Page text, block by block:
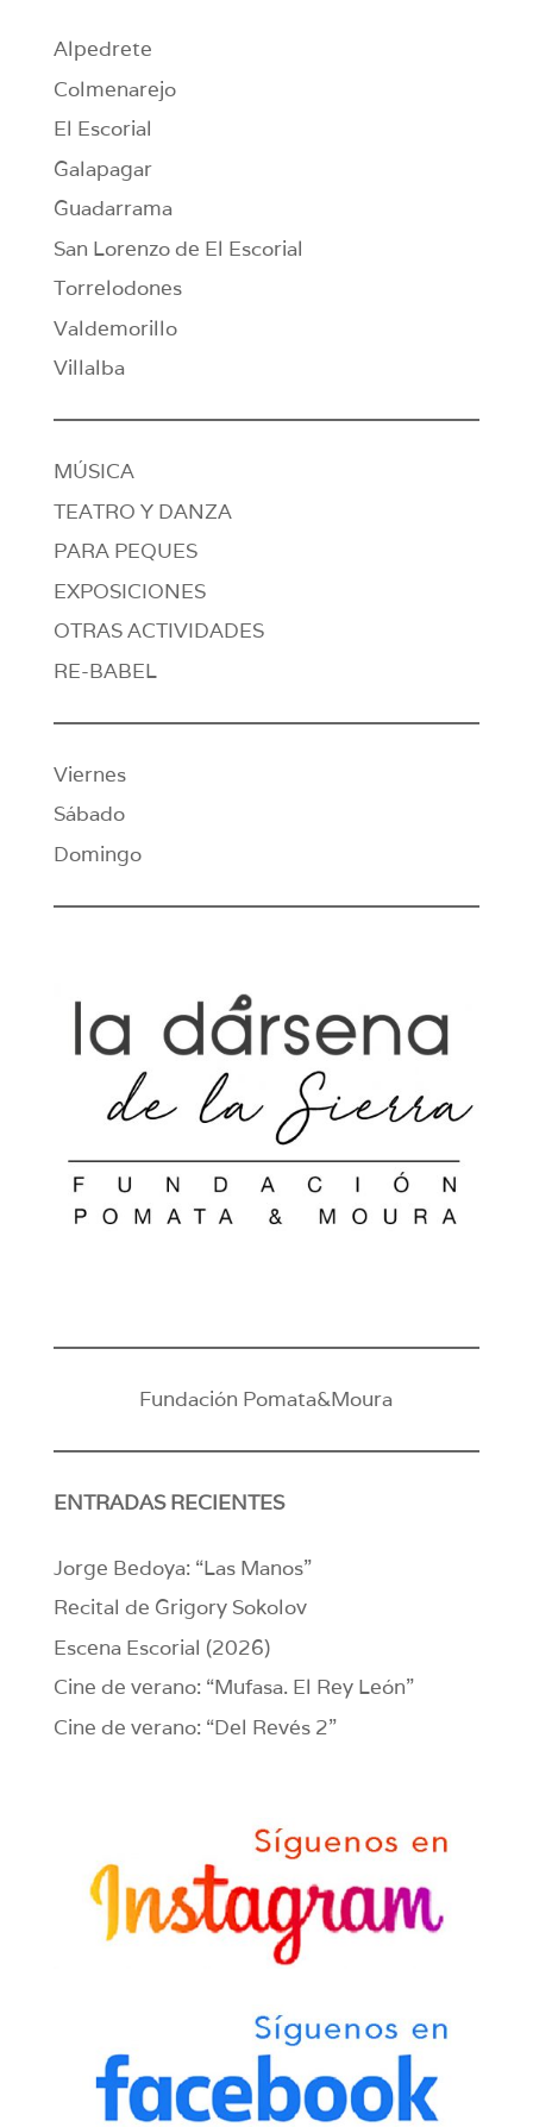
Alpedrete
Colmenarejo
El Escorial
Galapagar
Guadarrama
San Lorenzo de El Escorial
Torrelodones
Valdemorillo
Villalba
MÚSICA
TEATRO Y DANZA
PARA PEQUES
EXPOSICIONES
OTRAS ACTIVIDADES
RE-BABEL
Viernes
Sábado
Domingo
Fundación Pomata&Moura
ENTRADAS RECIENTES
Jorge Bedoya: “Las Manos”
Recital de Grigory Sokolov
Escena Escorial (2026)
Cine de verano: “Mufasa. El Rey León”
Cine de verano: “Del Revés 2”